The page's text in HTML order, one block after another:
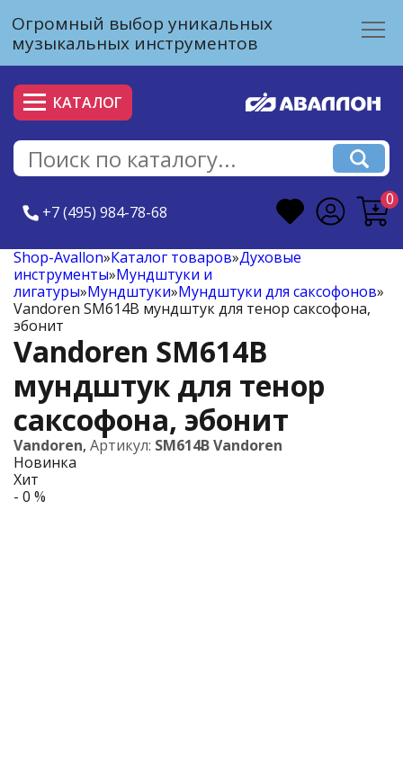
Огромный выбор уникальных
музыкальных инструментов
КАТАЛОГ
+7 (495) 984-78-68
0
Shop-Avallon»Каталог товаров»Духовые
инструменты»Мундштуки и
лигатуры»Мундштуки»Мундштуки для саксофонов»
Vandoren SM614B мундштук для тенор саксофона,
эбонит
Vandoren SM614B
мундштук для тенор
саксофона, эбонит
Vandoren, Артикул: SM614B Vandoren
Новинка
Хит
- 0 %